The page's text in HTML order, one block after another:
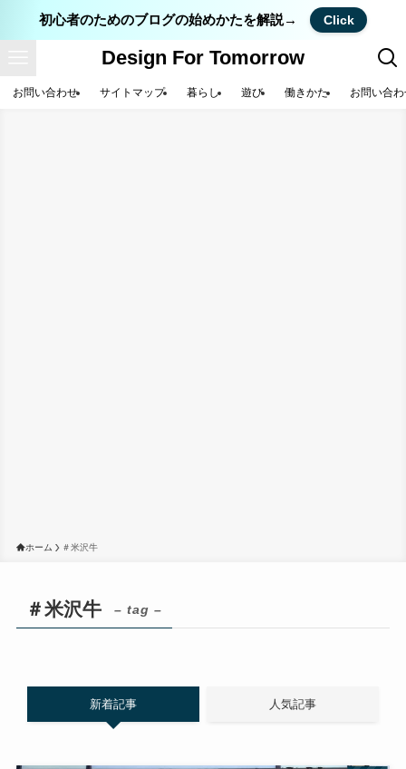
初心者のためのブログの始めかたを解説→ Click
Design For Tomorrow
お問い合わせ サイトマップ 暮らし 遊び 働きかた お問い合
ホーム ＃米沢牛
＃米沢牛 – tag –
新着記事 人気記事